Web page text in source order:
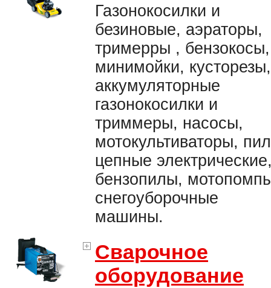
Газонокосилки и
безиновые, аэраторы,
тримерры , бензокосы,
минимойки, кусторезы,
аккумуляторные
газонокосилки и
триммеры, насосы,
мотокультиваторы,
цепные
бензопилы,
снегоуборочные
машины.
Сварочное
оборудование